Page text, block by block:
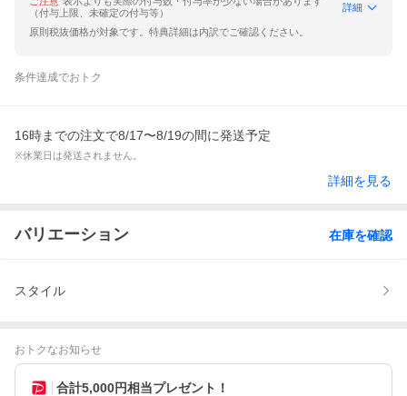
（付与上限、未確定の付与等）
詳細
原則税抜価格が対象です。特典詳細は内訳でご確認ください。
条件達成でおトク
16時までの注文で8/17〜8/19の間に発送予定
※休業日は発送されません。
詳細を見る
バリエーション 在庫を確認
スタイル
おトクなお知らせ
合計5,000円相当プレゼント！